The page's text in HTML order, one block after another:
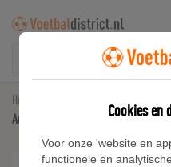
Home
Adidas Predator 24 League Veterloze
Cookies en
Voor onze 'website en
functionele en